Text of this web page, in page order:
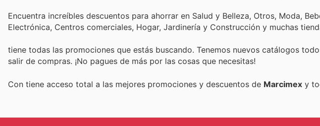
Encuentra increíbles descuentos para ahorrar en Salud y Belleza, Otros, Moda,
Electrónica, Centros comerciales, Hogar, Jardinería y Construcción y muchas
tiene todas las promociones que estás buscando. Tenemos nuevos catálogos
salir de compras. ¡No pagues de más por las cosas que necesitas!
Con tiene acceso total a las mejores promociones y descuentos de Marcimex y